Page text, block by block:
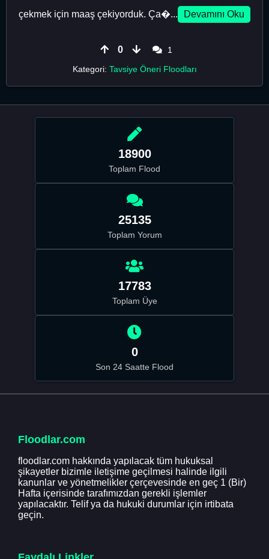
çekmek için maaş çekiyorduk. Ça�...
Devamını Oku
0
1
Kategori: Tavsiye Öneri Floodları
18900
Toplam Flood
25135
Toplam Yorum
17783
Toplam Üye
0
Son 24 Saatte Flood
Floodlar.com
floodlar.com hakkında yapılacak tüm hukuksal
şikayetler bizimle iletişime geçilmesi halinde ilgili
kanunlar ve yönetmelikler çerçevesinde en geç 1 (Bir)
Hafta içerisinde tarafımızdan gerekli işlemler
yapılacaktır. Telif ya da hukuki durumlar için irtibata
geçin.